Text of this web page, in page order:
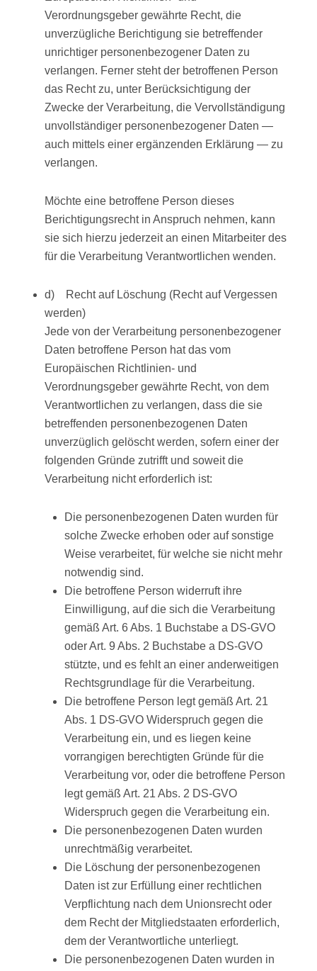
Verordnungsgeber gewährte Recht, die
unverzügliche Berichtigung sie betreffender
unrichtiger personenbezogener Daten zu
verlangen. Ferner steht der betroffenen Person
das Recht zu, unter Berücksichtigung der
Zwecke der Verarbeitung, die Vervollständigung
unvollständiger personenbezogener Daten —
auch mittels einer ergänzenden Erklärung — zu
verlangen.
Möchte eine betroffene Person dieses
Berichtigungsrecht in Anspruch nehmen, kann
sie sich hierzu jederzeit an einen Mitarbeiter des
für die Verarbeitung Verantwortlichen wenden.
d) Recht auf Löschung (Recht auf Vergessen
werden)
Jede von der Verarbeitung personenbezogener
Daten betroffene Person hat das vom
Europäischen Richtlinien- und
Verordnungsgeber gewährte Recht, von dem
Verantwortlichen zu verlangen, dass die sie
betreffenden personenbezogenen Daten
unverzüglich gelöscht werden, sofern einer der
folgenden Gründe zutrifft und soweit die
Verarbeitung nicht erforderlich ist:
Die personenbezogenen Daten wurden für
solche Zwecke erhoben oder auf sonstige
Weise verarbeitet, für welche sie nicht mehr
notwendig sind.
Die betroffene Person widerruft ihre
Einwilligung, auf die sich die Verarbeitung
gemäß Art. 6 Abs. 1 Buchstabe a DS-GVO
oder Art. 9 Abs. 2 Buchstabe a DS-GVO
stützte, und es fehlt an einer anderweitigen
Rechtsgrundlage für die Verarbeitung.
Die betroffene Person legt gemäß Art. 21
Abs. 1 DS-GVO Widerspruch gegen die
Verarbeitung ein, und es liegen keine
vorrangigen berechtigten Gründe für die
Verarbeitung vor, oder die betroffene Person
legt gemäß Art. 21 Abs. 2 DS-GVO
Widerspruch gegen die Verarbeitung ein.
Die personenbezogenen Daten wurden
unrechtmäßig verarbeitet.
Die Löschung der personenbezogenen
Daten ist zur Erfüllung einer rechtlichen
Verpflichtung nach dem Unionsrecht oder
dem Recht der Mitgliedstaaten erforderlich,
dem der Verantwortliche unterliegt.
Die personenbezogenen Daten wurden in